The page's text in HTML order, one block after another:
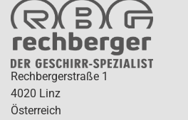
Rechbergerstraße 1
4020 Linz
Österreich